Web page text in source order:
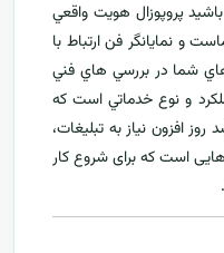
پروپوزال هويت واقعي
و نمایانگر فن ارتباط با
شما در بررسي هاي فني
و نوع خدماتي است که
افزون نياز به تبليغات،
است که برای شروع کار